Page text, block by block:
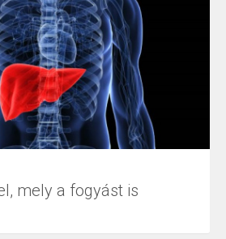
mely a fogyást is